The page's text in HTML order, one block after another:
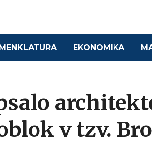
EKONOMIKA
v tzv.